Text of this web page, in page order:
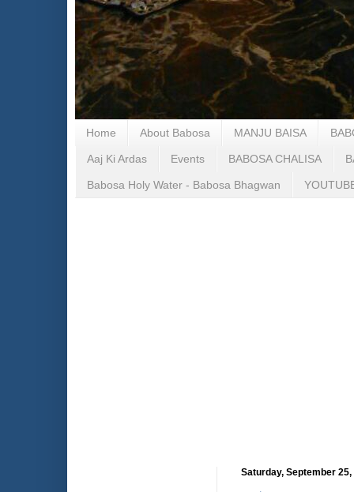
Home About Babosa MANJU BAISA
Aaj Ki Ardas Events BABOSA CHALISA
Babosa Holy Water - Babosa Bhagwan
Saturday, September 25,